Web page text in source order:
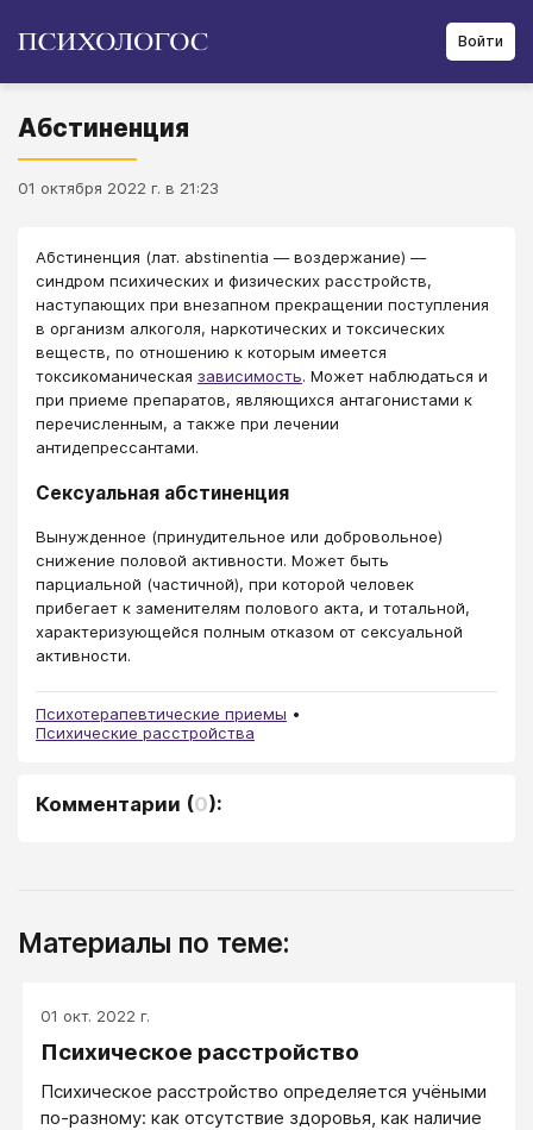
Войти
Абстиненция
01 октября 2022 г. в 21:23
Абстиненция (лат. abstinentia — воздержание) —
синдром психических и физических расстройств,
наступающих при внезапном прекращении поступления
в организм алкоголя, наркотических и токсических
веществ, по отношению к которым имеется
токсикоманическая зависимость. Может наблюдаться и
при приеме препаратов, являющихся антагонистами к
перечисленным, а также при лечении
антидепрессантами.
Сексуальная абстиненция
Вынужденное (принудительное или добровольное)
снижение половой активности. Может быть
парциальной (частичной), при которой человек
прибегает к заменителям полового акта, и тотальной,
характеризующейся полным отказом от сексуальной
активности.
Психотерапевтические приемы
Психические расстройства
Комментарии (0):
Материалы по теме:
01 окт. 2022 г.
Психическое расстройство
Психическое расстройство определяется учёными
по-разному: как отсутствие здоровья, как наличие